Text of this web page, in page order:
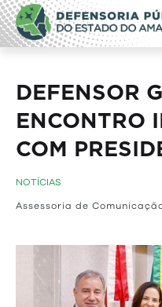
Pular
para
o
conteúdo
Defensoria
Amazonas
DEFENSOR
ENCONTRO
COM
NOTÍCIAS
Assessoria de